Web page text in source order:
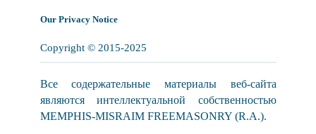
Our Privacy Notice
Copyright © 2015-2025
Все содержательные материалы веб-сайта
являются интеллектуальной собственностью
MEMPHIS-MISRAIM FREEMASONRY (R.A.).